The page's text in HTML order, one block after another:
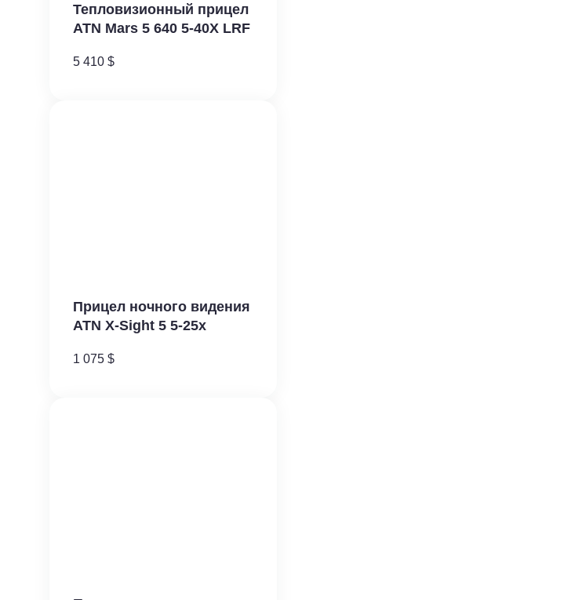
​Тепловизионный прицел
ATN Mars 5 640 5-40X LRF
5 410 $
Прицел ночного видения
ATN X-Sight 5 5-25x
1 075 $